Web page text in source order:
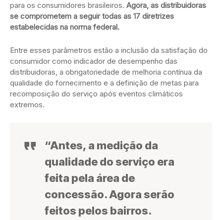
para os consumidores brasileiros. Agora, as distribuidoras
se comprometem a seguir todas as 17 diretrizes
estabelecidas na norma federal.
Entre esses parâmetros estão a inclusão da satisfação do
consumidor como indicador de desempenho das
distribuidoras, a obrigatoriedade de melhoria contínua da
qualidade do fornecimento e a definição de metas para
recomposição do serviço após eventos climáticos
extremos.
“Antes, a medição da
qualidade do serviço era
feita pela área de
concessão. Agora serão
feitos pelos bairros.